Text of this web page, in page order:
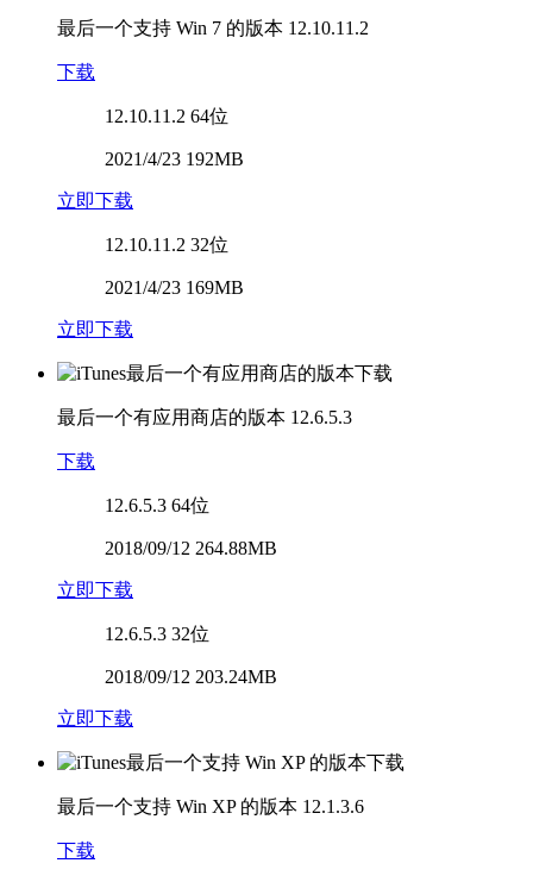
最后一个支持 Win 7 的版本 12.10.11.2
下载
12.10.11.2 64位
2021/4/23 192MB
立即下载
12.10.11.2 32位
2021/4/23 169MB
立即下载
最后一个有应用商店的版本 12.6.5.3
下载
12.6.5.3 64位
2018/09/12 264.88MB
立即下载
12.6.5.3 32位
2018/09/12 203.24MB
立即下载
最后一个支持 Win XP 的版本 12.1.3.6
下载